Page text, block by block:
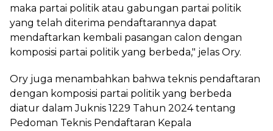
maka partai politik atau gabungan partai politik
yang telah diterima pendaftarannya dapat
mendaftarkan kembali pasangan calon dengan
komposisi partai politik yang berbeda," jelas Ory.
Ory juga menambahkan bahwa teknis pendaftaran
dengan komposisi partai politik yang berbeda
diatur dalam Juknis 1229 Tahun 2024 tentang
Pedoman Teknis Pendaftaran Kepala